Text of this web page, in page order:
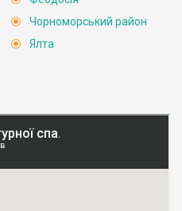
Чорноморський район
Ялта